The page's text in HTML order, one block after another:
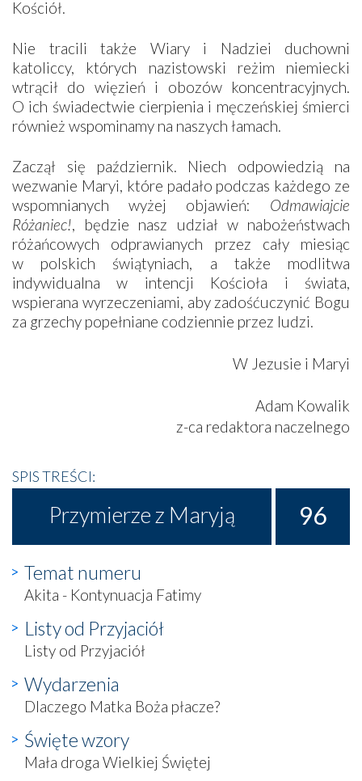
Kościół.
Nie tracili także Wiary i Nadziei duchowni
katoliccy, których nazistowski reżim niemiecki
wtrącił do więzień i obozów koncentracyjnych.
O ich świadectwie cierpienia i męczeńskiej śmierci
również wspominamy na naszych łamach.
Zaczął się październik. Niech odpowiedzią na
wezwanie Maryi, które padało podczas każdego ze
wspomnianych wyżej objawień: Odmawiajcie
Różaniec!, będzie nasz udział w nabożeństwach
różańcowych odprawianych przez cały miesiąc
w polskich świątyniach, a także modlitwa
indywidualna w intencji Kościoła i świata,
wspierana wyrzeczeniami, aby zadośćuczynić Bogu
za grzechy popełniane codziennie przez ludzi.
W Jezusie i Maryi
Adam Kowalik
z-ca redaktora naczelnego
SPIS TREŚCI:
Przymierze z Maryją 96
Temat numeru
Akita - Kontynuacja Fatimy
Listy od Przyjaciół
Listy od Przyjaciół
Wydarzenia
Dlaczego Matka Boża płacze?
Święte wzory
Mała droga Wielkiej Świętej